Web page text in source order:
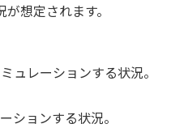
想定されます。
ュレーションする状況。
ションする状況。